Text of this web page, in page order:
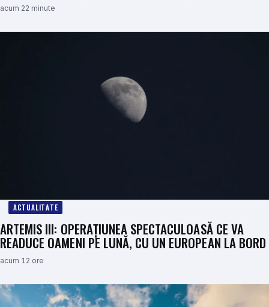
acum 22 minute
ACTUALITATE
ARTEMIS III: OPERAȚIUNEA SPECTACULOASĂ CE VA
READUCE OAMENI PE LUNĂ, CU UN EUROPEAN LA BORD
acum 12 ore